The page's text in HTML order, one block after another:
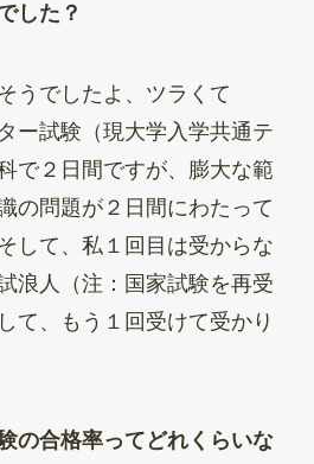
した？
うでしたよ、ツラくて
ー試験（現大学入学共通テ
で２日間ですが、膨大な範
の問題が２日間にわたって
して、私１回目は受からな
浪人（注：国家試験を再受
て、もう１回受けて受かり
合格率ってどれくらいな